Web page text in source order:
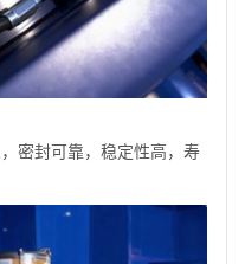
密封可靠，稳定性高，寿